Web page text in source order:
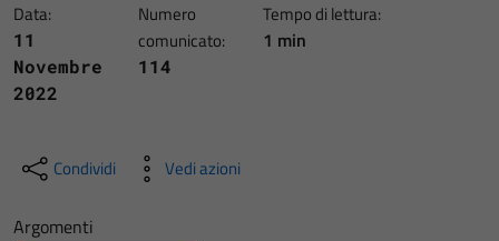
Data:
11
Novembre
2022
Numero
comunicato:
114
Tempo di lettura:
1 min
Condividi Vedi azioni
Argomenti